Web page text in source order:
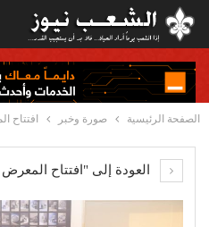
الصفحة الرئيسية صورة وخبر افتتاح
العودة إلى "افتتاح